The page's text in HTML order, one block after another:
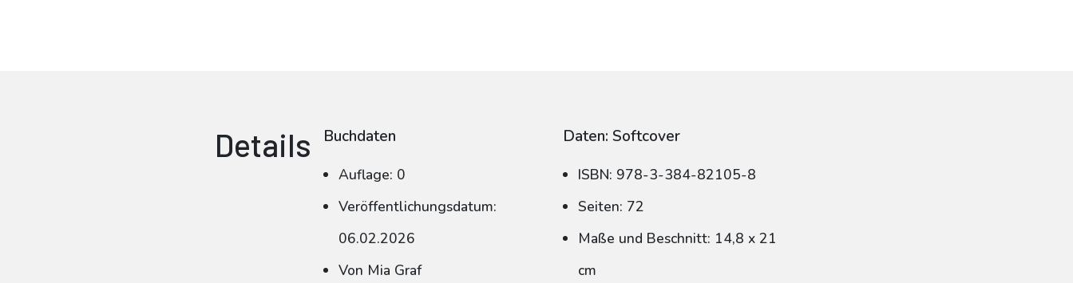
Details Buchdaten
Auflage: 0
Veröffentlichungsdatum:
06.02.2026
Von Mia Graf
Daten: Softcover
ISBN: 978-3-384-82105-8
Seiten: 72
Maße und Beschnitt: 14,8 x 21
cm